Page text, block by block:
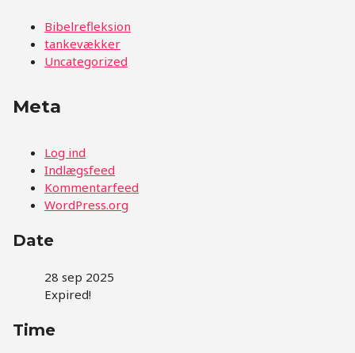
Bibelrefleksion
tankevækker
Uncategorized
Meta
Log ind
Indlægsfeed
Kommentarfeed
WordPress.org
Date
28 sep 2025
Expired!
Time